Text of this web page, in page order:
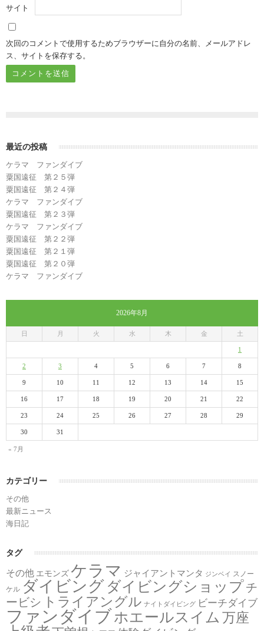
サイト
次回のコメントで使用するためブラウザーに自分の名前、メールアドレ
ス、サイトを保存する。
最近の投稿
ケラマ ファンダイブ
粟国遠征 第２５弾
粟国遠征 第２４弾
ケラマ ファンダイブ
粟国遠征 第２３弾
ケラマ ファンダイブ
粟国遠征 第２２弾
粟国遠征 第２１弾
粟国遠征 第２０弾
ケラマ ファンダイブ
2026年8月
日 月 火 水 木 金 土
« 7月
1
2 3 4 5 6 7 8
9 10 11 12 13 14 15
16 17 18 19 20 21 22
23 24 25 26 27 28 29
30 31
カテゴリー
その他
最新ニュース
海日記
タグ
その他 エモンズ ケラマ ジャイアントマンタ ジンベイ スノー
ケル ダイビング ダイビングショップチ
ービシ
トライアングル ナイトダイビング ビーチダイブ
ファンダイブホエールスイム 万座